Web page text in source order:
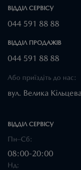
ВІДДІЛ CЕРВІСУ
044 591 88 88
ВІДДІЛ ПРОДАЖІВ
044 591 88 88
Або приїздіть до нас:
вул. Велика
ВІДДІЛ CЕРВІСУ
Пн–Сб:
08:00-20:00
Нд: